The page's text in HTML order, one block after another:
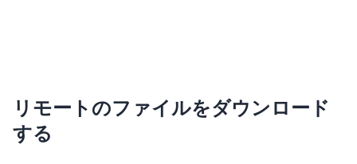
リモートのファイルをダウンロード
する